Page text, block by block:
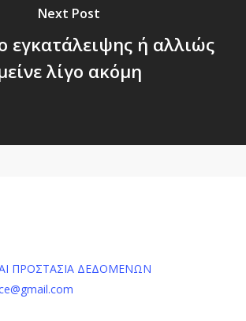
Next Post
εγκατάλειψης ή αλλιώς
λίγο ακόμη
ΠΡΟΣΤΑΣΙΑ ΔΕΔΟΜΕΝΩΝ